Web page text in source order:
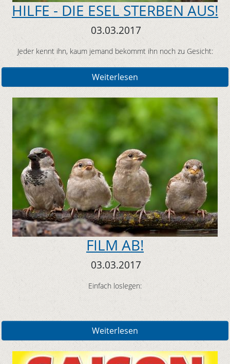
HILFE - DIE ESEL STERBEN AUS!
03.03.2017
Jeder kennt ihn, kaum jemand bekommt ihn noch zu Gesicht:
Weiterlesen
FILM AB!
03.03.2017
Einfach loslegen:
Weiterlesen